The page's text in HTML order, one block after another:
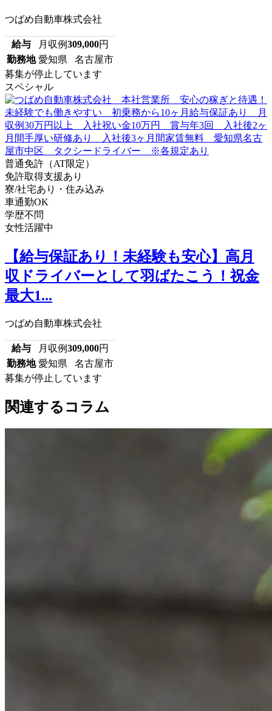
つばめ自動車株式会社
給与 月収例309,000円
勤務地 愛知県 名古屋市
募集が停止しています
スペシャル
普通免許（AT限定）
免許取得支援あり
寮/社宅あり・住み込み
車通勤OK
学歴不問
女性活躍中
【給与保証あり！未経験も安心】高月
収ドライバーとして羽ばたこう！祝金
最大1...
つばめ自動車株式会社
給与 月収例309,000円
勤務地 愛知県 名古屋市
募集が停止しています
関連するコラム